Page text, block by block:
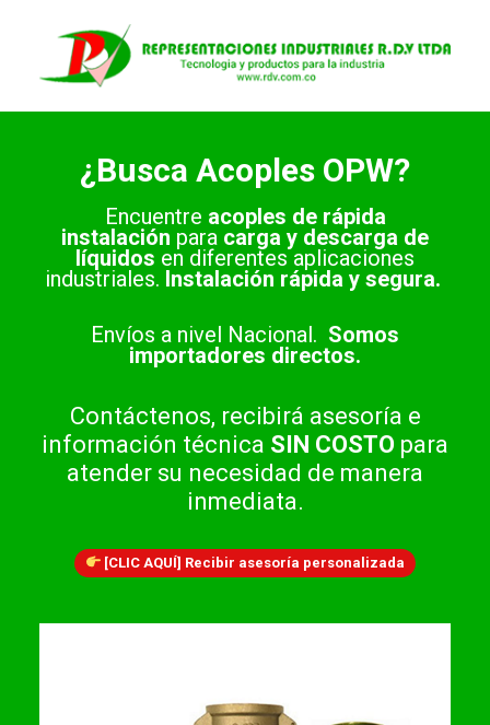
¿Busca Acoples OPW?
Encuentre acoples de rápida
instalación para carga y descarga de
líquidos en diferentes aplicaciones
industriales. Instalación rápida y segura.
Envíos a nivel Nacional. Somos
importadores directos.
Contáctenos, recibirá asesoría e
información técnica SIN COSTO para
atender su necesidad de manera
inmediata.
[CLIC AQUÍ] Recibir asesoría personalizada